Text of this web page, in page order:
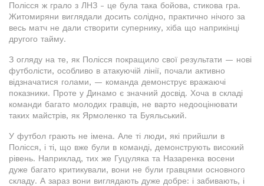
Полісся ж грало з ЛНЗ - це була така бойова, стикова гра.
Житомиряни виглядали досить солідно, практично нічого за
весь матч не дали створити супернику, хіба що наприкінці
другого тайму.
З огляду на те, як Полісся покращило свої результати — нові
футболісти, особливо в атакуючій лінії, почали активно
відзначатися голами, — команда демонструє вражаючі
показники. Проте у Динамо є значний досвід. Хоча в складі
команди багато молодих гравців, не варто недооцінювати
таких майстрів, як Ярмоленко та Буяльський.
У футбол грають не імена. Але ті люди, які прийшли в
Полісся, і ті, що вже були в команді, демонструють високий
рівень. Наприклад, тих же Гуцуляка та Назаренка восени
дуже багато критикували, вони не були гравцями основного
складу. А зараз вони виглядають дуже добре: і забивають, і